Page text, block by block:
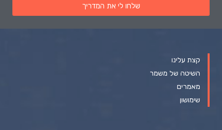
י
י
שלחו לי את המדריך
קצת עלינו
השיטה של משמר
מאמרים
שימושון